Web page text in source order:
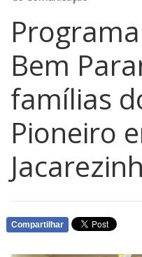
Bem
famílias
Pioneiro
Compartilhar